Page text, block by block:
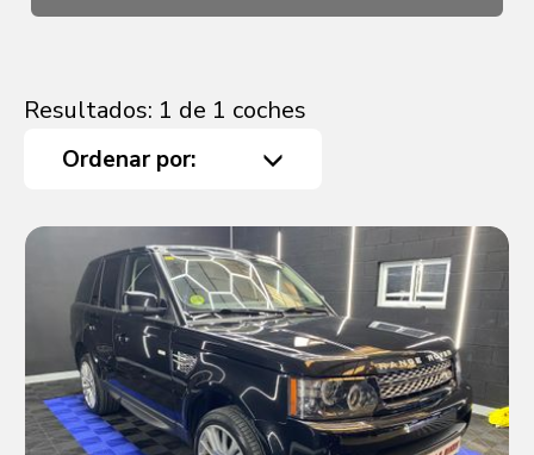
Resultados: 1 de 1 coches
Ordenar por: